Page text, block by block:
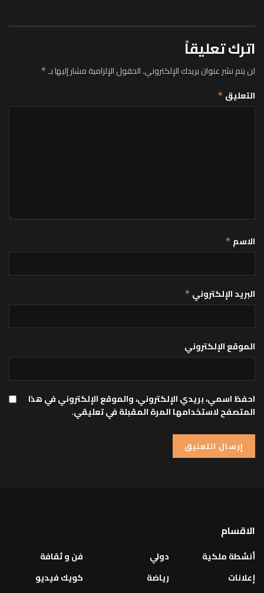
اترك تعليقاً
لن يتم نشر عنوان بريدك الإلكتروني.الحقول الإلزامية مشار إليها بـ*
التعليق *
الاسم *
البريد الإلكتروني *
الموقع الإلكتروني
احفظ اسمي، بريدي الإلكتروني، والموقع الإلكتروني في هذا
المتصفح لاستخدامها المرة المقبلة في تعليقي.
الاقسام
أنشطة ملكية
إعلانات
دولي
رياضة
فن و ثقافة
كويك فيديو